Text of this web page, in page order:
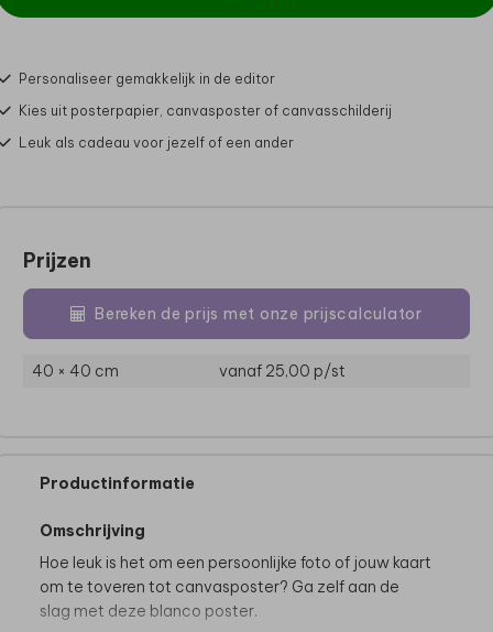
Personaliseer gemakkelijk in de editor
Kies uit posterpapier, canvasposter of canvasschilderij
Leuk als cadeau voor jezelf of een ander
Prijzen
Bereken de prijs met onze prijscalculator
40 × 40 cm vanaf 25,00 p/st
Productinformatie
Omschrijving
Hoe leuk is het om een persoonlijke foto of jouw kaart
om te toveren tot canvasposter? Ga zelf aan de
slag met deze blanco poster.